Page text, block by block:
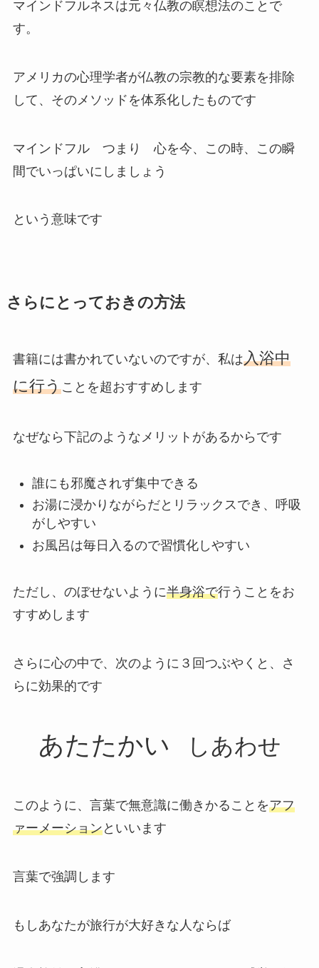
マインドフルネスは元々仏教の瞑想法のことで
す。
アメリカの心理学者が仏教の宗教的な要素を排除
して、そのメソッドを体系化したものです
マインドフル つまり 心を今、この時、この瞬
間でいっぱいにしましょう
という意味です
さらにとっておきの方法
書籍には書かれていないのですが、私は入浴中
に行うことを超おすすめします
なぜなら下記のようなメリットがあるからです
誰にも邪魔されず集中できる
お湯に浸かりながらだとリラックスでき、呼吸
がしやすい
お風呂は毎日入るので習慣化しやすい
ただし、のぼせないように半身浴で行うことをお
すすめします
さらに心の中で、次のように３回つぶやくと、さ
らに効果的です
あたたかい しあわせ
このように、言葉で無意識に働きかることをアフ
ァーメーションといいます
言葉で強調します
もしあなたが旅行が大好きな人ならば